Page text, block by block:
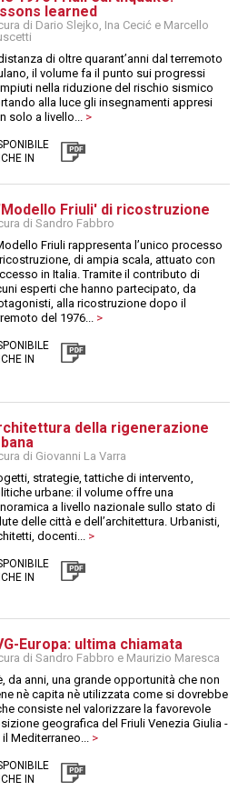
learned
di Dario Slejko, Ina Cecić e Marcello
di oltre quarant’anni dal terremoto
il volume fa il punto sui progressi
nella riduzione del rischio sismico
alla luce gli insegnamenti appresi
solo a livello... >
IN
Friuli' di ricostruzione
di Sandro Fabbro
Friuli rappresenta l’unico processo
di ampia scala, attuato con
in Italia. Tramite il contributo di
esperti che hanno partecipato, da
alla ricostruzione dopo il
del 1976... >
IN
della rigenerazione
di Giovanni La Varra
strategie, tattiche di intervento,
urbane: il volume offre una
a livello nazionale sullo stato di
delle città e dell’architettura. Urbanisti,
docenti... >
IN
Europa: ultima chiamata
di Sandro Fabbro e Maurizio Maresca
da anni, una grande opportunità che non
nè capita nè utilizzata come si dovrebbe
consiste nel valorizzare la favorevole
geografica del Friuli Venezia Giulia -
il Mediterraneo... >
IN